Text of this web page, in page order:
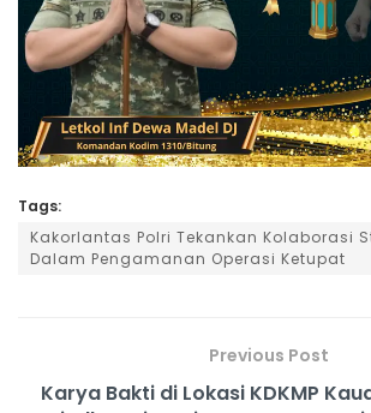
Tags:
Kakorlantas Polri Tekankan Kolaborasi
Dalam Pengamanan Operasi Ketupat
Previous Post
Karya Bakti di Lokasi KDKMP